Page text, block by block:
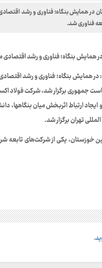
در همایش بنگاه؛ فناوری و رشد
فناوری شد.
همایش بنگاه؛ فناوری و رشد
همایش بنگاه؛ فناوری و رشد
جمهوری برگزار شد، شرکت فولاد
ارتباط اثربخش میان بنگاهها،
تهران برگزار شد.
خوزستان، یکی از شرکت‌های
.